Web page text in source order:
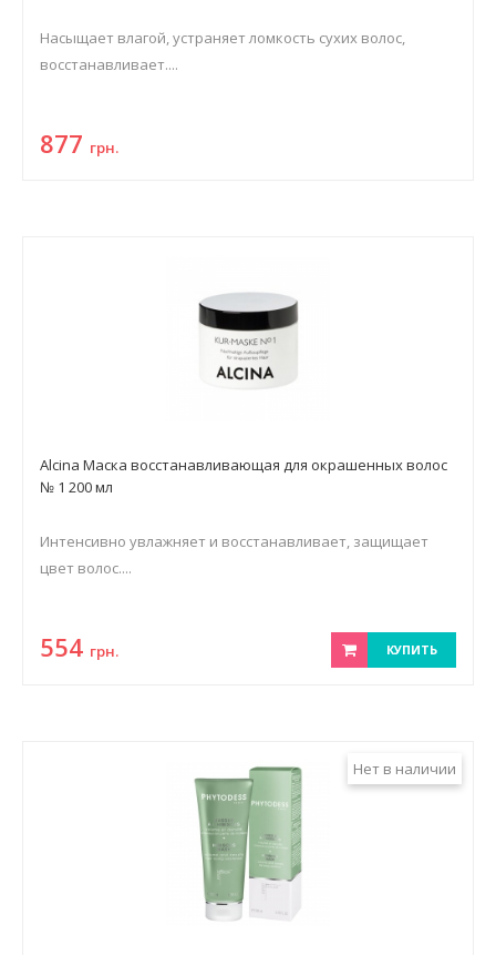
Насыщает влагой, устраняет ломкость сухих волос,
восстанавливает....
877 грн.
Alcina Маска восстанавливающая для окрашенных волос
№ 1 200 мл
Интенсивно увлажняет и восстанавливает, защищает
цвет волос....
554 грн. КУПИТЬ
Нет в наличии